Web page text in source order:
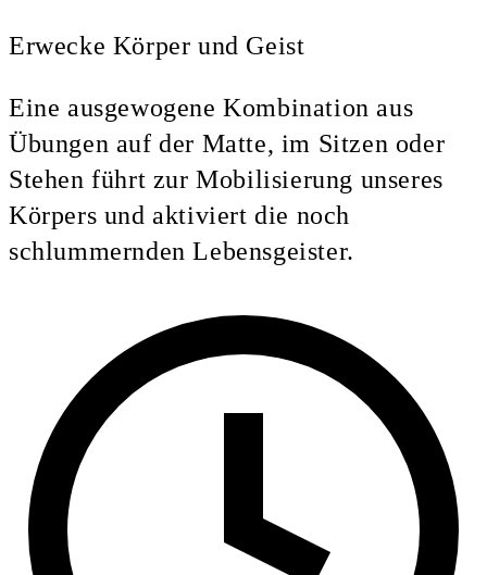
Erwecke Körper und Geist
Eine ausgewogene Kombination aus
Übungen auf der Matte, im Sitzen oder
Stehen führt zur Mobilisierung unseres
Körpers und aktiviert die noch
schlummernden Lebensgeister.